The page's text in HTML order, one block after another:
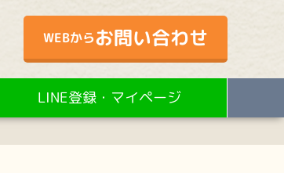
WEBからお問い合わせ
LINE登録・マイページ